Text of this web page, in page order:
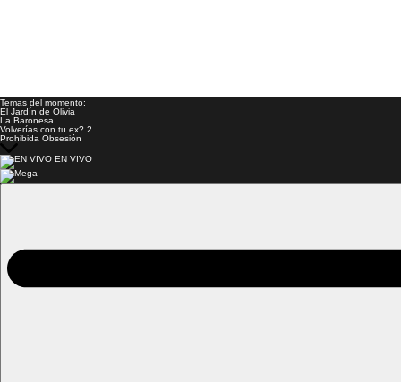
Temas del momento:
El Jardín de Olivia
La Baronesa
Volverías con tu ex? 2
Prohibida Obsesión
EN VIVO